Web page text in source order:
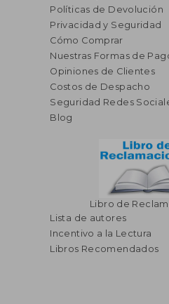
Políticas de Devolución
Privacidad y Seguridad
Cómo Comprar
Nuestras Formas de
Opiniones de Clientes
Costos de Despacho
Seguridad Redes
Blog
Libro de
Lista de autores
Incentivo a la Lectura
Libros Recomendados